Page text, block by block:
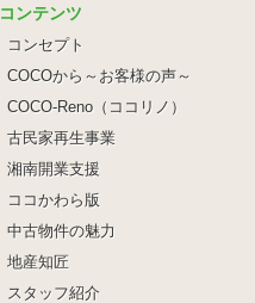
コンテンツ
コンセプト
COCOから～お客様の声～
COCO-Reno（ココリノ）
古民家再生事業
湘南開業支援
ココかわら版
中古物件の魅力
地産知匠
スタッフ紹介